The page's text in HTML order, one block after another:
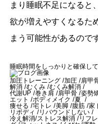
まり睡眠不足になると
欲が増えやすくなるた
まう可能性があるので
睡眠時間をしっかりと確保し
加圧トレーニング /加圧 /肩甲
解消 /むくみ /むくみ解消 /
代謝UP /巻き肩 /肩甲骨 /姿勢
エット /ボディメイク /夏 /
痩せる /宅トレ /美脚 /腹筋 /家
リボディ /リバウンドしない /
冷え解消/ストレス解消 /リフ